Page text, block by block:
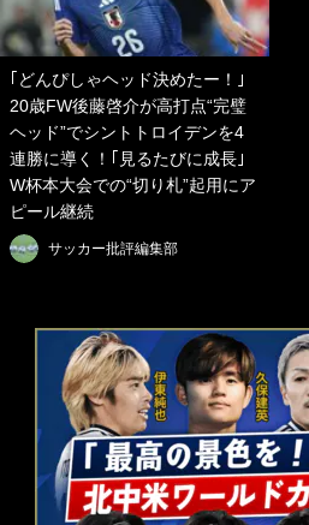
｢どんぴしゃヘッド決めたー！｣
20歳FW後藤啓介が高打点“完璧
ヘッド”でシントトロイデンを4
連勝に導く！｢見るたびに成長｣
W杯本大会での“切り札”起用にア
ピール継続
サッカー批評編集部